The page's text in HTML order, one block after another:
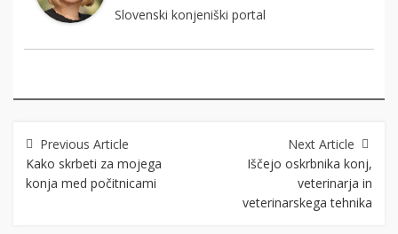
Slovenski konjeniški portal
prispevka
Kako skrbeti za mojega
konja med počitnicami
Iščejo oskrbnika konj,
veterinarja in
veterinarskega tehnika